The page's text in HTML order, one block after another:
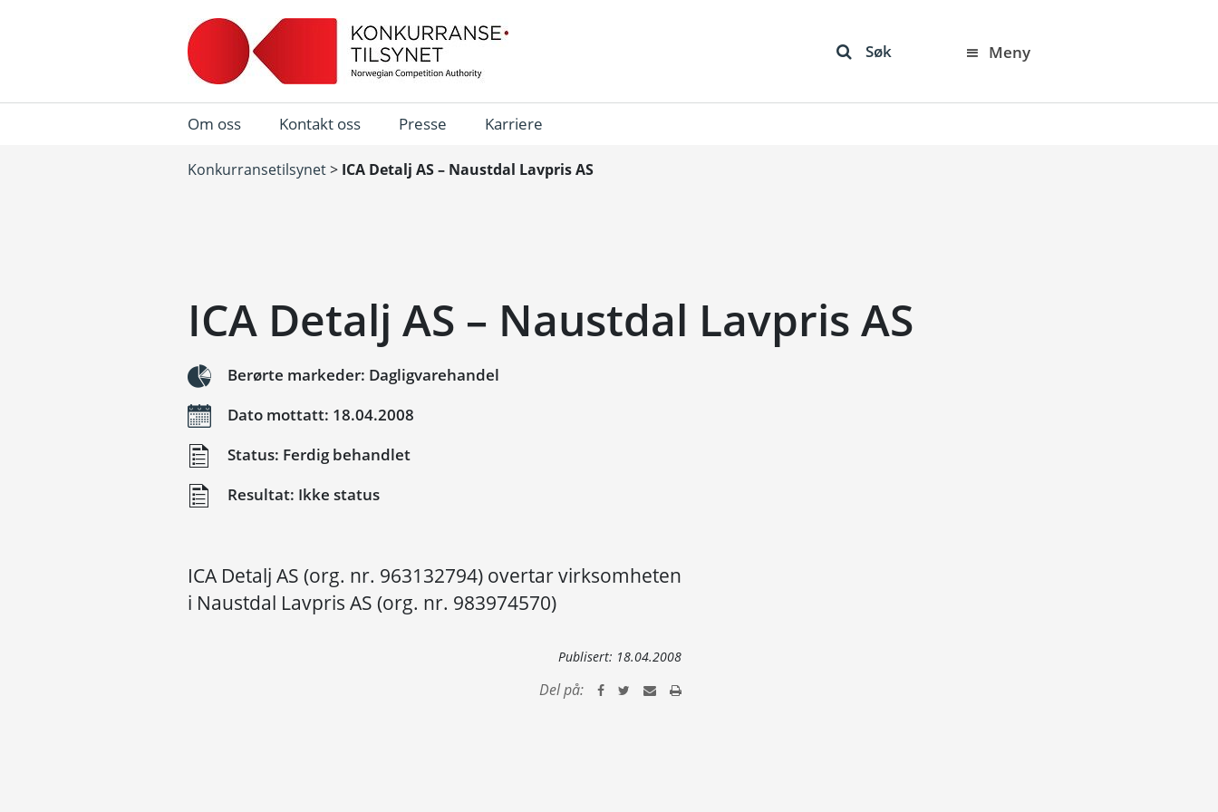
Søk Meny
Om oss Kontakt oss Presse Karriere
Konkurransetilsynet> ICA Detalj AS – Naustdal Lavpris AS
ICA Detalj AS – Naustdal Lavpris AS
Berørte markeder: Dagligvarehandel
Dato mottatt: 18.04.2008
Status: Ferdig behandlet
Resultat: Ikke status
ICA Detalj AS (org. nr. 963132794) overtar virksomheten
i Naustdal Lavpris AS (org. nr. 983974570)
Publisert: 18.04.2008
Del på: